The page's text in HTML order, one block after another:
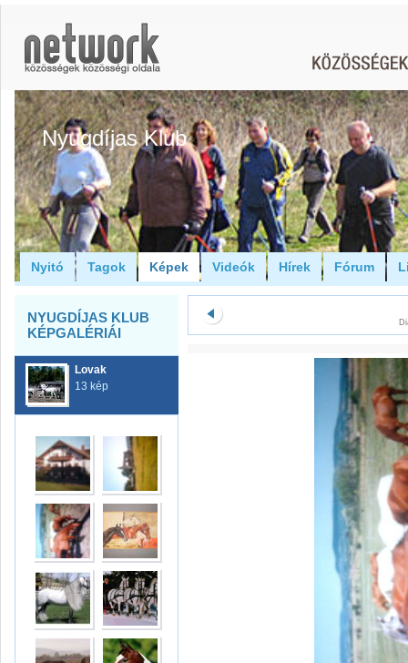
Nyugdíjas Klub
Nyitó Tagok Képek Videók Hírek Fórum
NYUGDÍJAS KLUB
KÉPGALÉRIÁI
Lovak
13 kép